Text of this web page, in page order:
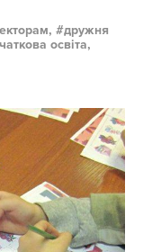
дружня
освіта,